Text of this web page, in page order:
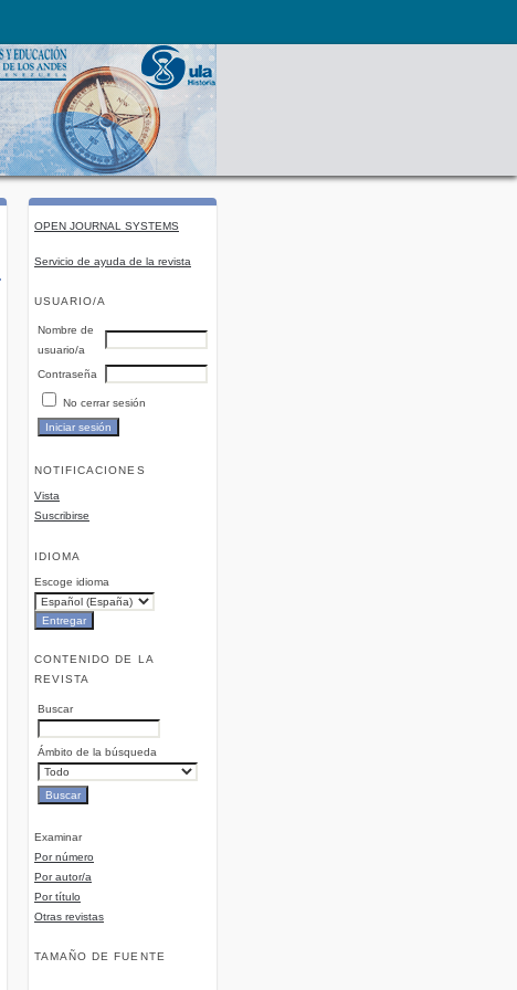
OPEN JOURNAL SYSTEMS
Servicio de ayuda de la revista
USUARIO/A
Nombre de
usuario/a
Contraseña
No cerrar sesión
NOTIFICACIONES
Vista
Suscribirse
IDIOMA
Escoge idioma
CONTENIDO DE LA
REVISTA
Buscar
Ámbito de la búsqueda
Examinar
Por número
Por autor/a
Por título
Otras revistas
TAMAÑO DE FUENTE